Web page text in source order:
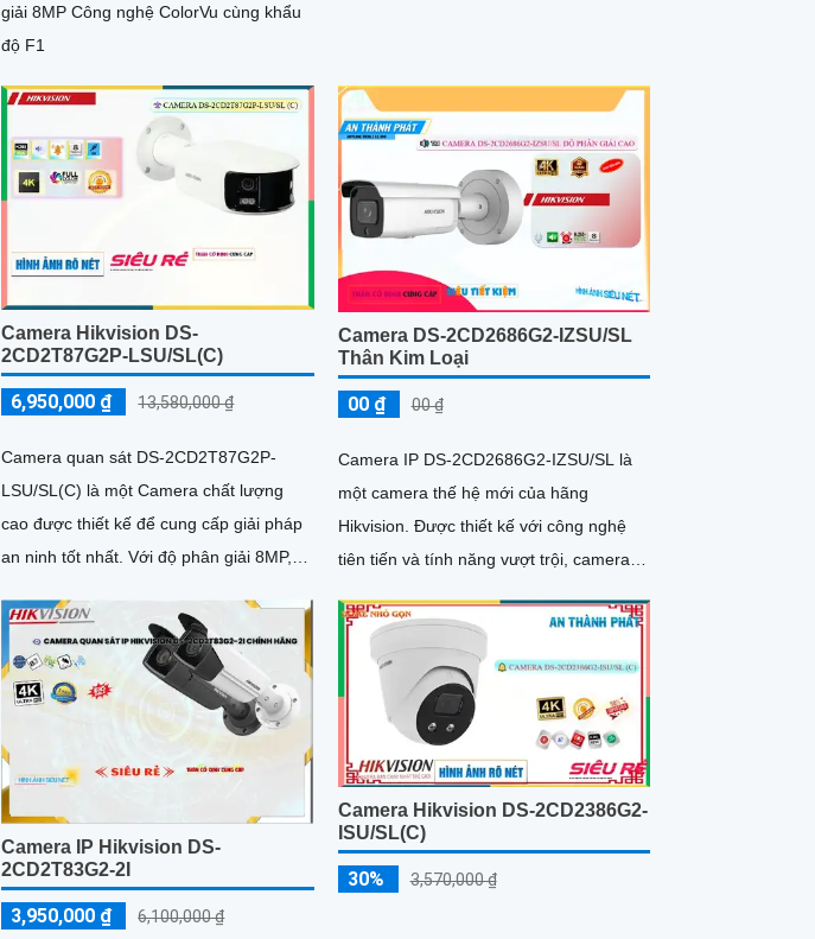
giải 8MP Công nghệ ColorVu cùng khẩu
độ F1
Camera Hikvision DS-
2CD2T87G2P-LSU/SL(C)
6,950,000 ₫ 13,580,000 ₫
Camera quan sát DS-2CD2T87G2P-
LSU/SL(C) là một Camera chất lượng
cao được thiết kế để cung cấp giải pháp
an ninh tốt nhất. Với độ phân giải 8MP,
và rõ ràng
Camera DS-2CD2686G2-IZSU/SL
Thân Kim Loại
00 ₫ 00 ₫
Camera IP DS-2CD2686G2-IZSU/SL là
một camera thế hệ mới của hãng
Hikvision. Được thiết kế với công nghệ
tiên tiến và tính năng vượt trội, camera
chất lượng cao và đáng tin cậy
Camera IP Hikvision DS-
2CD2T83G2-2I
3,950,000 ₫ 6,100,000 ₫
Camera Hikvision DS-2CD2386G2-
ISU/SL(C)
30% 3,570,000 ₫